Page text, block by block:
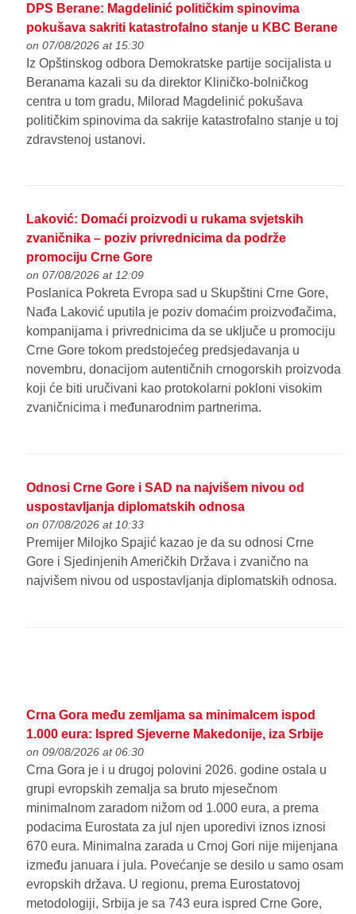
DPS Berane: Magdelinić političkim spinovima
pokušava sakriti katastrofalno stanje u KBC Berane
on 07/08/2026 at 15:30
Iz Opštinskog odbora Demokratske partije socijalista u
Beranama kazali su da direktor Kliničko-bolničkog
centra u tom gradu, Milorad Magdelinić pokušava
političkim spinovima da sakrije katastrofalno stanje u toj
zdravstenoj ustanovi.
Laković: Domaći proizvodi u rukama svjetskih
zvaničnika – poziv privrednicima da podrže
promociju Crne Gore
on 07/08/2026 at 12:09
Poslanica Pokreta Evropa sad u Skupštini Crne Gore,
Nađa Laković uputila je poziv domaćim proizvođačima,
kompanijama i privrednicima da se uključe u promociju
Crne Gore tokom predstojećeg predsjedavanja u
novembru, donacijom autentičnih crnogorskih proizvoda
koji će biti uručivani kao protokolarni pokloni visokim
zvaničnicima i međunarodnim partnerima.
Odnosi Crne Gore i SAD na najvišem nivou od
uspostavljanja diplomatskih odnosa
on 07/08/2026 at 10:33
Premijer Milojko Spajić kazao je da su odnosi Crne
Gore i Sjedinjenih Američkih Država i zvanično na
najvišem nivou od uspostavljanja diplomatskih odnosa.
Crna Gora među zemljama sa minimalcem ispod
1.000 eura: Ispred Sjeverne Makedonije, iza Srbije
on 09/08/2026 at 06:30
Crna Gora je i u drugoj polovini 2026. godine ostala u
grupi evropskih zemalja sa bruto mjesečnom
minimalnom zaradom nižom od 1.000 eura, a prema
podacima Eurostata za jul njen uporedivi iznos iznosi
670 eura. Minimalna zarada u Crnoj Gori nije mijenjana
između januara i jula. Povećanje se desilo u samo osam
evropskih država. U regionu, prema Eurostatovoj
metodologiji, Srbija je sa 743 eura ispred Crne Gore,